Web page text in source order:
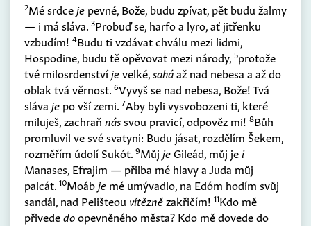
2Mé srdceje pevné, Bože, budu zpívat, pět budu žalmy
— i má sláva. 3Probuď se, harfo a lyro, ať jitřenku
vzbudím! 4Budu ti vzdávat chválu mezi lidmi,
Hospodine, budu tě opěvovat mezi národy, 5protože
tvé milosrdenstvíjevelké,saháaž nad nebesa a až do
oblak tvá věrnost. 6Vyvyš se nad nebesa, Bože! Tvá
sláva je po vší zemi. 7Aby byli vysvobozeni ti, které
miluješ, zachraň nássvou pravicí, odpověz mi! 8Bůh
promluvil ve své svatyni: Budu jásat, rozdělím Šekem,
rozměřím údolí Sukót. 9Můj jeGileád, můj jei
Manases, Efrajim — přilba mé hlavy a Juda můj
palcát. 10Moábje mé umývadlo, na Edóm hodím svůj
sandál, nad Pelišteou vítěznězakřičím! 11Kdo mě
přivededoopevněného města? Kdo mě dovede do